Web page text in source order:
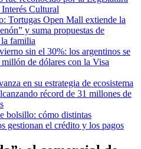
Cultural
Tortugas Open Mall extiende la
y suma propuestas de
familia
sin el 30%: los argentinos se
de dólares con la Visa
en su estrategia de ecosistema
récord de 31 millones de
bolsillo: cómo distintas
gestionan el crédito y los pagos